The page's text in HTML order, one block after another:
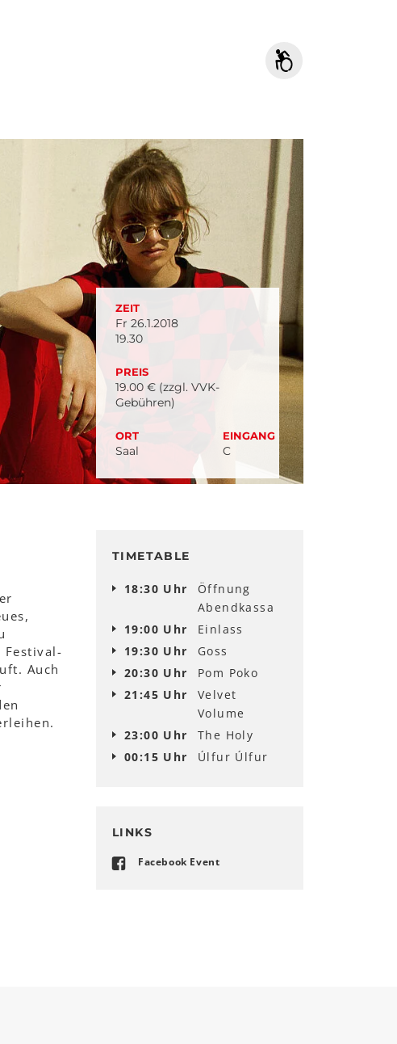
ZEIT
Fr 26.1.2018
19.30
PREIS
19.00 € (zzgl. VVK-
Gebühren)
ORT
Saal
EINGANG
C
Auch
TIMETABLE
18:30 Uhr
Öffnung
Abendkassa
19:00 Uhr
Einlass
19:30 Uhr
Goss
20:30 Uhr
Pom Poko
21:45 Uhr
Velvet
Volume
23:00 Uhr
The Holy
00:15 Uhr
Úlfur Úlfur
LINKS
Facebook Event